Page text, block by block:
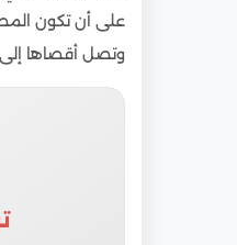
وتصل أقصاها إلى 6000 دولار أمريكي لبرامج الطب البشري.